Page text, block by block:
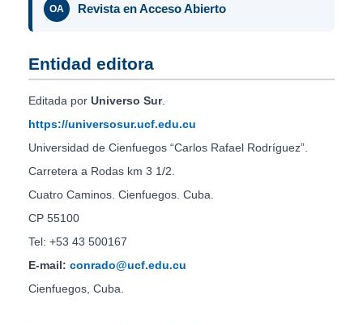
OA Revista en Acceso Abierto
Entidad editora
Editada por Universo Sur.
https://universosur.ucf.edu.cu
Universidad de Cienfuegos “Carlos Rafael Rodríguez”.
Carretera a Rodas km 3 1/2.
Cuatro Caminos. Cienfuegos. Cuba.
CP 55100
Tel: +53 43 500167
E-mail: conrado@ucf.edu.cu
Cienfuegos, Cuba.